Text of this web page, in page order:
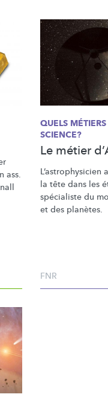
ass.
QUELS
SCIENCE?
Le métier
L’astrophysicien
la tête dans les
spécialiste du
et des planètes.
FNR